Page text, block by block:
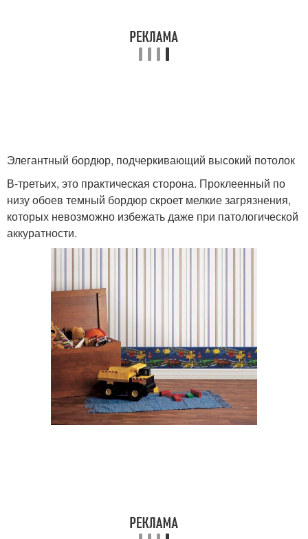
Элегантный бордюр, подчеркивающий высокий потолок
В-третьих, это практическая сторона. Проклеенный по
низу обоев темный бордюр скроет мелкие загрязнения,
которых невозможно избежать даже при патологической
аккуратности.